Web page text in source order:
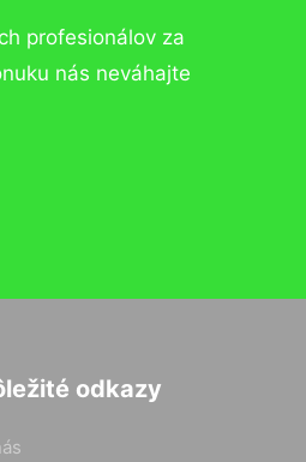
profesionálov za
nás neváhajte
odkazy